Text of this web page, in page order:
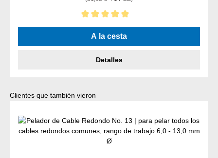
Calificación promedio de 5 de 5 estrellas
A la cesta
Detalles
Omitir la galería de productos
Clientes que también vieron